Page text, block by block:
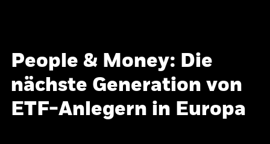
People & Money: Die
nächste Generation von
ETF-Anlegern in Europa